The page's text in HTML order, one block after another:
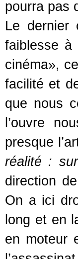
pourra pas
Le dernier
faiblesse à
cinéma»,
facilité et
que nous
l’ouvre
presque
réalité :
direction
On a ici
long et en
en moteur